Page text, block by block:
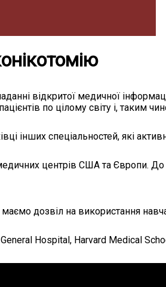
відкритої медичної
по цілому світу і, таким
інших спеціальностей, які
центрів США та Європи.
маємо дозвіл на використання
Hospital, Harvard Medical